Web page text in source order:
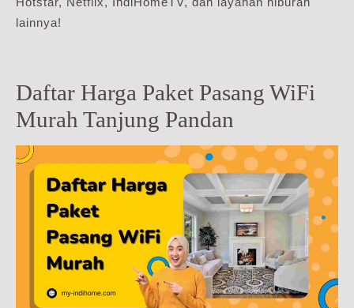
lainnya!
Daftar Harga Paket Pasang WiFi
Murah Tanjung Pandan